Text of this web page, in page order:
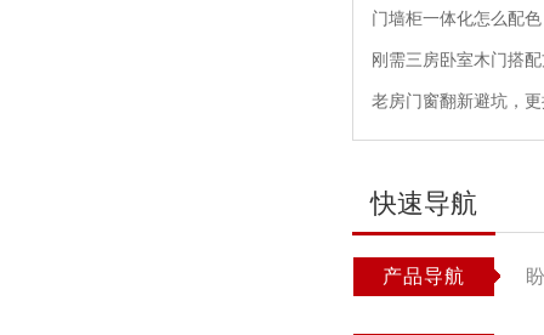
门墙柜一体化怎么配
刚需三房卧室木门搭
老房门窗翻新避坑，
快速导航
产品导航